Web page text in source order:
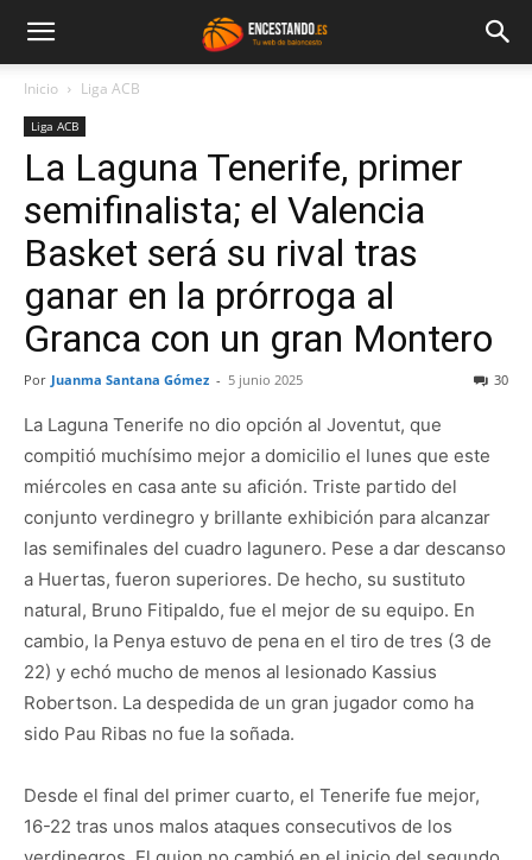
Inicio Liga ACB
Liga ACB
La Laguna Tenerife, primer
semifinalista; el Valencia
Basket será su rival tras
ganar en la prórroga al
Granca con un gran Montero
Por Juanma Santana Gómez - 5 junio 2025 30
La Laguna Tenerife no dio opción al Joventut, que
compitió muchísimo mejor a domicilio el lunes que este
miércoles en casa ante su afición. Triste partido del
conjunto verdinegro y brillante exhibición para alcanzar
las semifinales del cuadro lagunero. Pese a dar descanso
a Huertas, fueron superiores. De hecho, su sustituto
natural, Bruno Fitipaldo, fue el mejor de su equipo. En
cambio, la Penya estuvo de pena en el tiro de tres (3 de
22) y echó mucho de menos al lesionado Kassius
Robertson. La despedida de un gran jugador como ha
sido Pau Ribas no fue la soñada.
Desde el final del primer cuarto, el Tenerife fue mejor,
16-22 tras unos malos ataques consecutivos de los